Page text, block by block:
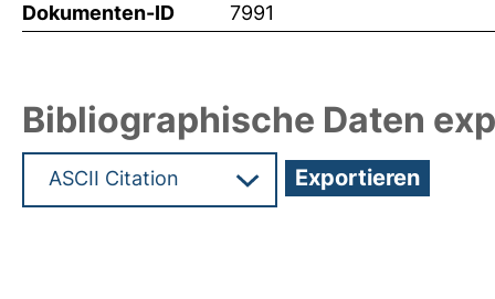
Dokumenten-ID 7991
Bibliographische Daten